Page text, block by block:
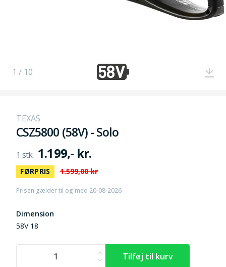
1 / 10
TEXAS
CSZ5800 (58V) - Solo
1.199,- kr.
FØRPRIS 1.599,00 kr
Prisen gælder til og med 20-08-2026
Dimension
58V 18